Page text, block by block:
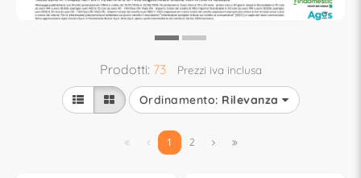
Prodotti: 73 Prezzi iva inclusa
Ordinamento: Rilevanza
  1 2  